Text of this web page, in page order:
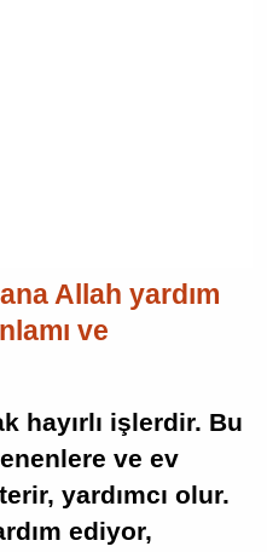
Allah yardım
ve
hayırlı işlerdir. Bu
ve ev
yardımcı olur.
ediyor,